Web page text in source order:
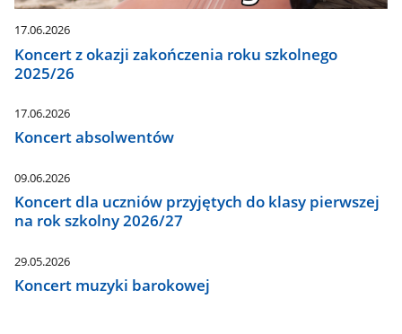
17.06.2026
Koncert z okazji zakończenia roku szkolnego
2025/26
17.06.2026
Koncert absolwentów
09.06.2026
Koncert dla uczniów przyjętych do klasy pierwszej
na rok szkolny 2026/27
29.05.2026
Koncert muzyki barokowej